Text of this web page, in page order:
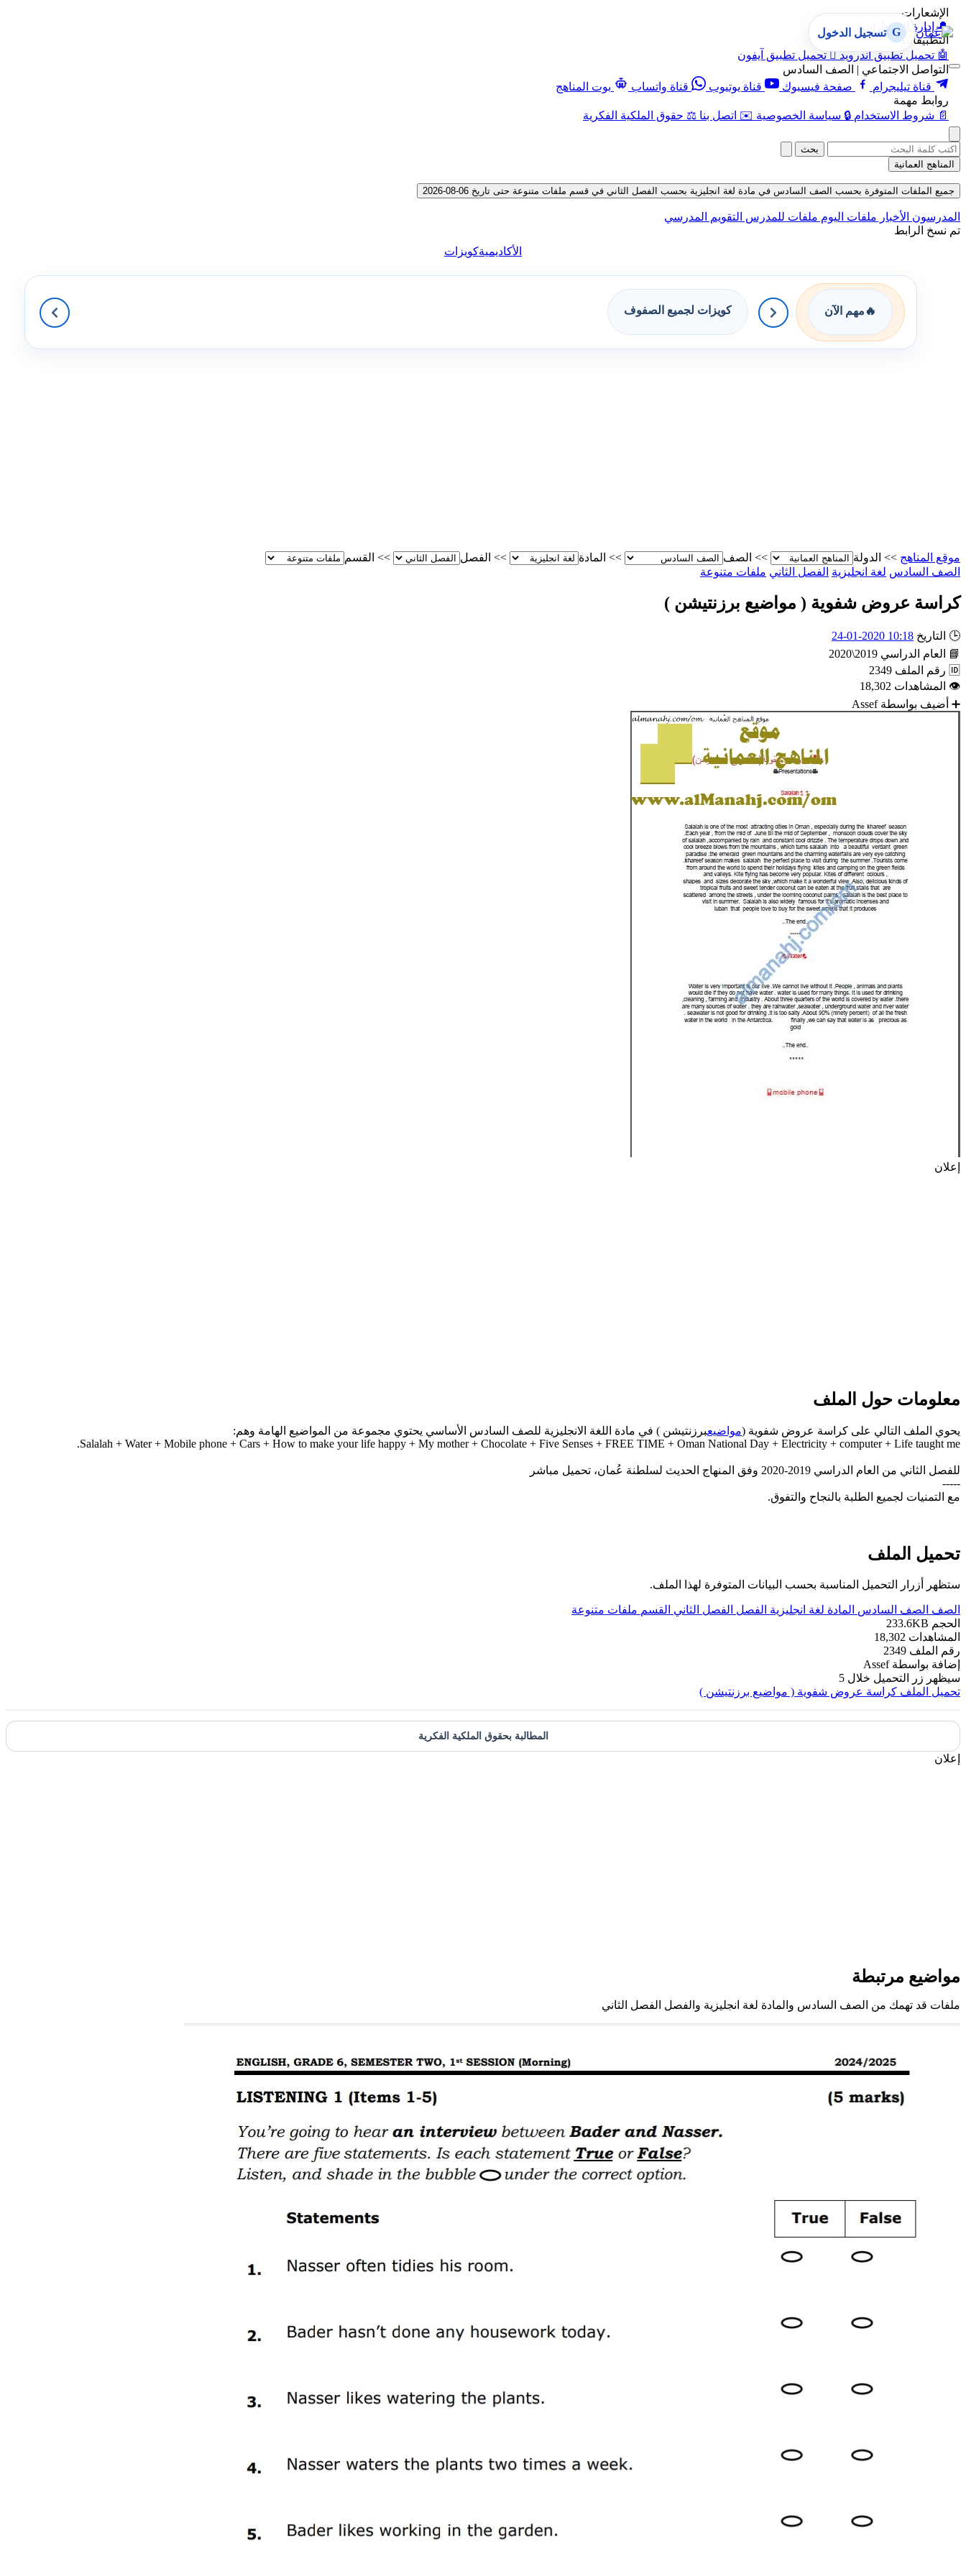
الإشعارات
🔔 إدارة الإشعارات
التطبيقات
🤖 تحميل تطبيق أندرويد  تحميل تطبيق آيفون
التواصل الاجتماعي | الصف السادس
قناة تيليجرام
صفحة فيسبوك قناة يوتيوب قناة واتساب
بوت المناهج
روابط مهمة
📄 شروط الاستخدام 🔒 سياسة الخصوصية ✉️ اتصل بنا ⚖️ حقوق الملكية الفكرية
G تسجيل الدخول
بحث
المناهج العمانية
جميع الملفات المتوفرة بحسب الصف السادس في مادة لغة انجليزية بحسب الفصل الثاني في قسم ملفات متنوعة حتى تاريخ 06-08-2026
المدرسون الأخبار ملفات اليوم ملفات للمدرس التقويم المدرسي
تم نسخ الرابط
الأكاديميةكويزات
🔥 مهم الآن كويزات لجميع الصفوف
موقع المناهج >> الدولة >> الصف >> المادة >> الفصل >> القسم
الصف السادس لغة انجليزية الفصل الثاني ملفات متنوعة
كراسة عروض شفوية ( مواضيع برزنتيشن )
🕒 التاريخ 10:18 2020-01-24
📘
العام الدراسي 2019\2020
🆔 رقم الملف 2349
👁 المشاهدات 18,302
➕ أضيف بواسطة Assef
إعلان
معلومات حول الملف
يحوي الملف التالي على كراسة عروض شفوية (مواضيعبرزنتيشن ) في مادة اللغة الانجليزية للصف السادس الأساسي يحتوي مجموعة من المواضيع الهامة وهم:
Salalah + Water + Mobile phone + Cars + How to make your life happy + My mother + Chocolate + Five Senses + FREE TIME + Oman National Day + Electricity + computer + Life taught me.
للفصل الثاني من العام الدراسي 2019-2020 وفق المنهاج الحديث لسلطنة عُمان، تحميل مباشر
-----
مع التمنيات لجميع الطلبة بالنجاح والتفوق.
تحميل الملف
ستظهر أزرار التحميل المناسبة بحسب البيانات المتوفرة لهذا الملف.
الصف الصف السادس المادة لغة انجليزية الفصل الفصل الثاني القسم ملفات متنوعة
الحجم 233.6KB
المشاهدات 18,302
رقم الملف 2349
إضافة بواسطة Assef
سيظهر زر التحميل خلال 5
تحميل الملف كراسة عروض شفوية ( مواضيع برزنتيشن )
المطالبة بحقوق الملكية الفكرية
إعلان
مواضيع مرتبطة
ملفات قد تهمك من الصف السادس والمادة لغة انجليزية والفصل الفصل الثاني